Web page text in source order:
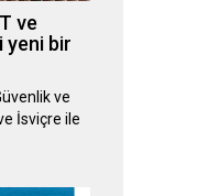
ve
yeni bir
ve
İsviçre ile